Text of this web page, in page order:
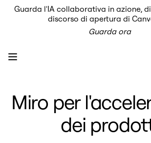
In primo piano
Intelligent Canvas™
Connettori
Server MCP
Esplora i playbook di
Server MCP
Blueprint
Guarda l'IA collaborativa in azione,
discorso di apertura di
Guarda ora
Miro per
dei